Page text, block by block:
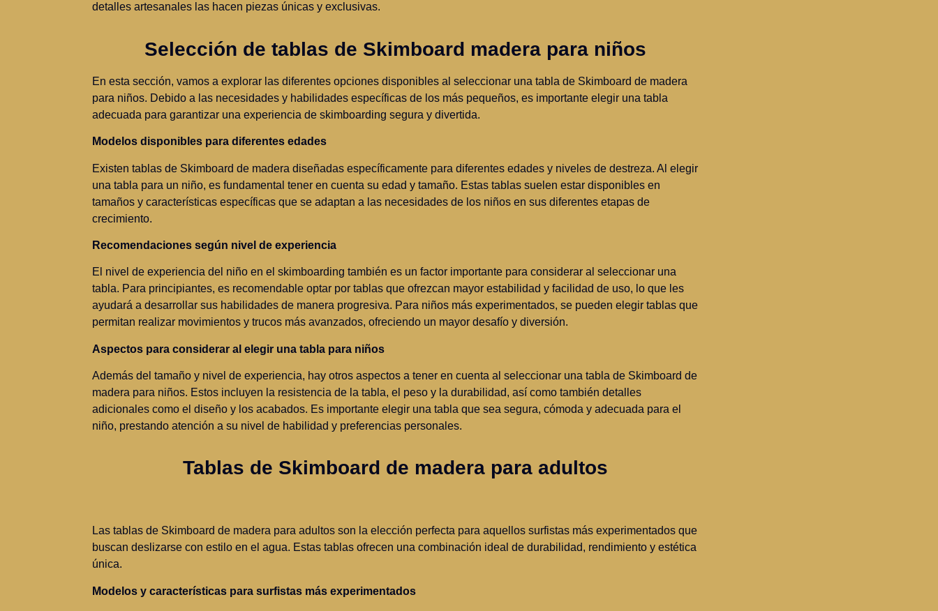
detalles artesanales las hacen piezas únicas y exclusivas.
Selección de tablas de Skimboard madera para niños
En esta sección, vamos a explorar las diferentes opciones disponibles al seleccionar una tabla de Skimboard de madera
para niños. Debido a las necesidades y habilidades específicas de los más pequeños, es importante elegir una tabla
adecuada para garantizar una experiencia de skimboarding segura y divertida.
Modelos disponibles para diferentes edades
Existen tablas de Skimboard de madera diseñadas específicamente para diferentes edades y niveles de destreza. Al elegir
una tabla para un niño, es fundamental tener en cuenta su edad y tamaño. Estas tablas suelen estar disponibles en
tamaños y características específicas que se adaptan a las necesidades de los niños en sus diferentes etapas de
crecimiento.
Recomendaciones según nivel de experiencia
El nivel de experiencia del niño en el skimboarding también es un factor importante para considerar al seleccionar una
tabla. Para principiantes, es recomendable optar por tablas que ofrezcan mayor estabilidad y facilidad de uso, lo que les
ayudará a desarrollar sus habilidades de manera progresiva. Para niños más experimentados, se pueden elegir tablas que
permitan realizar movimientos y trucos más avanzados, ofreciendo un mayor desafío y diversión.
Aspectos para considerar al elegir una tabla para niños
Además del tamaño y nivel de experiencia, hay otros aspectos a tener en cuenta al seleccionar una tabla de Skimboard de
madera para niños. Estos incluyen la resistencia de la tabla, el peso y la durabilidad, así como también detalles
adicionales como el diseño y los acabados. Es importante elegir una tabla que sea segura, cómoda y adecuada para el
niño, prestando atención a su nivel de habilidad y preferencias personales.
Tablas de Skimboard de madera para adultos
Las tablas de Skimboard de madera para adultos son la elección perfecta para aquellos surfistas más experimentados que
buscan deslizarse con estilo en el agua. Estas tablas ofrecen una combinación ideal de durabilidad, rendimiento y estética
única.
Modelos y características para surfistas más experimentados